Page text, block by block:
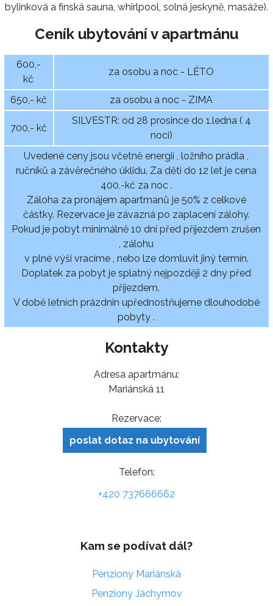
bylinková a finská sauna, whirlpool, solná jeskyně, masáže).
Ceník ubytování v apartmánu
600,-
kč
za osobu a noc - LÉTO
650,- kč za osobu a noc - ZIMA
700,- kč
SILVESTR: od 28 prosince do 1.ledna ( 4
noci)
Uvedené ceny jsou včetně energií , ložního prádla ,
ručníků a závěrečného úklidu. Za děti do 12 let je cena
400,-kč za noc .
Záloha za pronájem apartmanů je 50% z celkové
částky. Rezervace je závazná po zaplacení zálohy.
Pokud je pobyt minimálně 10 dní před příjezdem zrušen
, zálohu
v plné výši vracíme , nebo lze domluvit jiný termín.
Doplatek za pobyt je splatný nejpozději 2 dny před
příjezdem.
V době letních prázdnin upřednostňujeme dlouhodobé
pobyty .
Kontakty
Adresa apartmánu:
Mariánská 11
Rezervace:
poslat dotaz na ubytování
Telefon:
+420 737666662
Kam se podívat dál?
Penziony Mariánská
Penziony Jáchymov